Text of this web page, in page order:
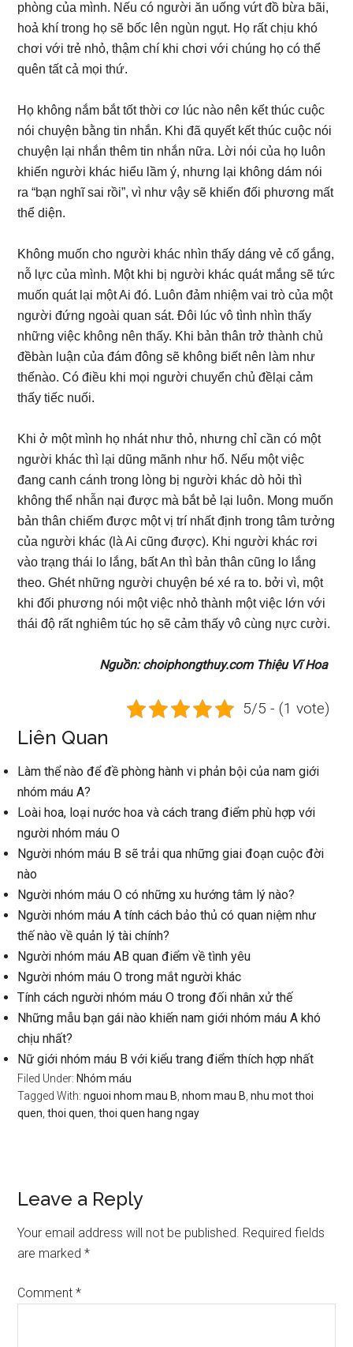
phòng của mình. Nếu có người ăn uống vứt đồ bừa bãi,
hoả khí trong họ sẽ bốc lên ngùn ngụt. Họ rất chịu khó
chơi với trẻ nhỏ, thậm chí khi chơi với chúng họ có thể
quên tất cả mọi thứ.
Họ không nắm bắt tốt thời cơ lúc nào nên kết thúc cuộc
nói chuyện bằng tin nhắn. Khi đã quyết kết thúc cuộc nói
chuyện lại nhắn thêm tin nhắn nữa. Lời nói của họ luôn
khiến người khác hiểu lầm ý, nhưng lại không dám nói
ra “bạn nghĩ sai rồi”, vì như vậy sẽ khiến đối phương mất
thể diện.
Không muốn cho người khác nhìn thấy dáng vẻ cố gắng,
nỗ lực của mình. Một khi bị người khác quát mắng sẽ tức
muốn quát lại một Ai đó. Luôn đảm nhiệm vai trò của một
người đứng ngoài quan sát. Đôi lúc vô tình nhìn thấy
những việc không nên thấy. Khi bản thân trở thành chủ
đềbàn luận của đám đông sẽ không biết nên làm như
thếnào. Có điều khi mọi người chuyển chủ đềlại cảm
thấy tiếc nuối.
Khi ở một mình họ nhát như thỏ, nhưng chỉ cần có một
người khác thì lại dũng mãnh như hổ. Nếu một việc
đang canh cánh trong lòng bị người khác dò hỏi thì
không thể nhẫn nại được mà bắt bẻ lại luôn. Mong muốn
bản thân chiếm được một vị trí nhất định trong tâm tưởng
của người khác (là Ai cũng được). Khi người khác rơi
vào trạng thái lo lắng, bất An thì bản thân cũng lo lắng
theo. Ghét những người chuyện bé xé ra to. bởi vì, một
khi đối phương nói một việc nhỏ thành một việc lớn với
thái độ rất nghiêm túc họ sẽ cảm thấy vô cùng nực cười.
Nguồn: choiphongthuy.com Thiệu Vĩ Hoa
5/5 - (1 vote)
Liên Quan
Làm thể nào để đề phòng hành vi phản bội của nam giới
nhóm máu A?
Loài hoa, loại nước hoa và cách trang điểm phù hợp với
người nhóm máu O
Người nhóm máu B sẽ trải qua những giai đoạn cuộc đời
nào
Người nhóm máu O có những xu hướng tâm lý nào?
Người nhóm máu A tính cách bảo thủ có quan niệm như
thế nào về quản lý tài chính?
Người nhóm máu AB quan điểm về tình yêu
Người nhóm máu O trong mắt người khác
Tính cách người nhóm máu O trong đối nhân xử thế
Những mẫu bạn gái nào khiến nam giới nhóm máu A khó
chịu nhất?
Nữ giới nhóm máu B với kiểu trang điểm thích hợp nhất
Filed Under: Nhóm máu
Tagged With:nguoi nhom mau B ,nhom mau B ,nhu mot thoi
quen ,thoi quen ,thoi quen hang ngay
Reader
Interactions
Leave a Reply
Your email address will not be published. Required fields
are marked*
Comment*